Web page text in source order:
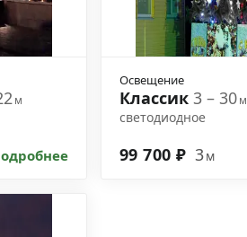
м
Освещение
Классик 3 – 30м
светодиодное
99 700 ₽ 3м